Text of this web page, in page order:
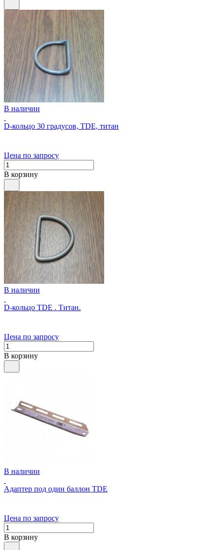
В наличии
D-кольцо 30 градусов, TDE, титан
Цена по запросу
В корзину
В наличии
D-кольцо TDE . Титан.
Цена по запросу
В корзину
В наличии
Адаптер под один баллон TDE
Цена по запросу
В корзину